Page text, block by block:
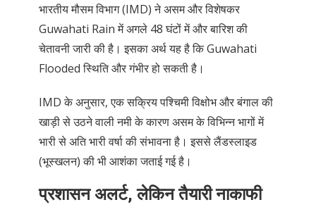
भारतीय मौसम विभाग (IMD) ने असम और विशेषकर
Guwahati Rain में अगले 48 घंटों में और बारिश की
चेतावनी जारी की है। इसका अर्थ यह है कि Guwahati
Flooded स्थिति और गंभीर हो सकती है।
IMD के अनुसार, एक सक्रिय पश्चिमी विक्षोभ और बंगाल की
खाड़ी से उठने वाली नमी के कारण असम के विभिन्न भागों में
भारी से अति भारी वर्षा की संभावना है। इससे लैंडस्लाइड
(भूस्खलन) की भी आशंका जताई गई है।
प्रशासन अलर्ट, लेकिन तैयारी नाकाफी